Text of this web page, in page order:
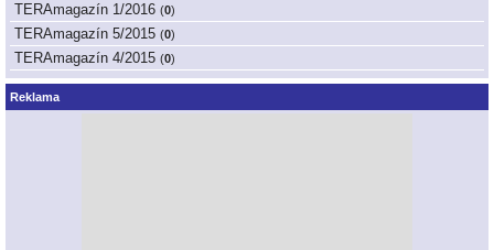
TERAmagazín 1/2016 (0)
TERAmagazín 5/2015 (0)
TERAmagazín 4/2015 (0)
Reklama